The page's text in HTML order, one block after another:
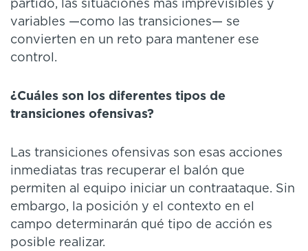
partido, las situaciones más imprevisibles y
variables —como las transiciones— se
convierten en un reto para mantener ese
control.
¿Cuáles son los diferentes tipos de
transiciones ofensivas?
Las transiciones ofensivas son esas acciones
inmediatas tras recuperar el balón que
permiten al equipo iniciar un contraataque. Sin
embargo, la posición y el contexto en el
campo determinarán qué tipo de acción es
posible realizar.